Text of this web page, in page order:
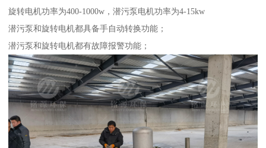
旋转电机功率为400-1000w，潜污泵电机功率为4-15kw
潜污泵和旋转电机都具备手自动转换功能；
潜污泵和旋转电机都有故障报警功能；